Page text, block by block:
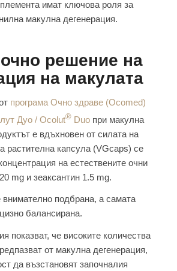
имат ключова роля за
макулна дегенерация.
решение на
на макулата
програма Очно здраве (Ocomed)
Дуо / Ocolut®Duoпри макулна
е вдъхновен от силата на
растителна капсула (VGcaps) се
на естествените очни
mg и зеаксантин 1.5 mg.
внимателно подбрана, а самата
балансирана.
показват, че високите количества
от макулна дегенерация,
да възстановят започналия